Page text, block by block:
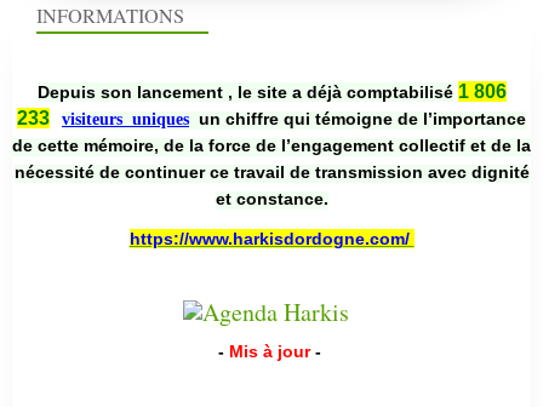
INFORMATIONS
Depuis son lancement , le site a déjà comptabilisé 1 806
233
visiteurs uniques un chiffre qui témoigne de l’importance
de cette mémoire, de la force de l’engagement collectif et de la
nécessité de continuer ce travail de transmission avec dignité
et constance.
https://www.harkisdordogne.com/
- Mis à jour -